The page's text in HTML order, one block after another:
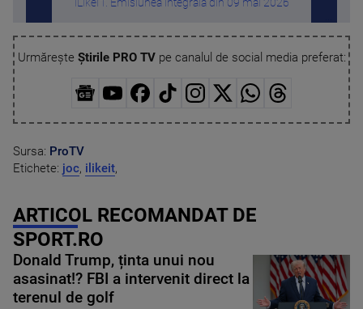
iLikeIT. Emisiunea integrală din 09 mai 2026
Urmărește Știrile PRO TVpe canalul de social media preferat:
Sursa: ProTV
Etichete: joc, ilikeit,
ARTICOL RECOMANDAT DE
SPORT.RO
Donald Trump, ținta unui nou
asasinat!? FBI a intervenit direct la
terenul de golf